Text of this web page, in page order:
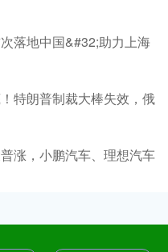
落地中国&#32;助力上海
特朗普制裁大棒失效，俄
涨，小鹏汽车、理想汽车